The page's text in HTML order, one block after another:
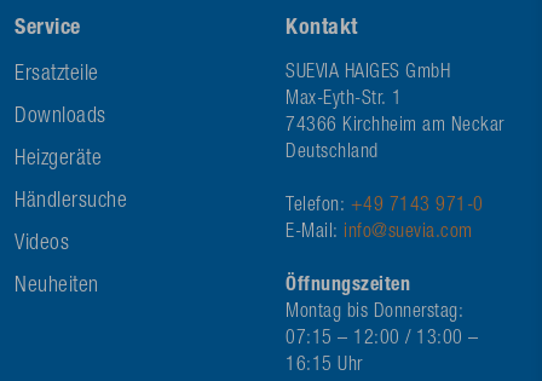
Service
Ersatzteile
Downloads
Heizgeräte
Händlersuche
Videos
Neuheiten
Kontakt
SUEVIA HAIGES GmbH
Max-Eyth-Str. 1
74366 Kirchheim am Neckar
Deutschland
Telefon: +49 7143 971-0
E-Mail: info@suevia.com
Öffnungszeiten
Montag bis Donnerstag:
07:15 – 12:00 / 13:00 –
16:15 Uhr